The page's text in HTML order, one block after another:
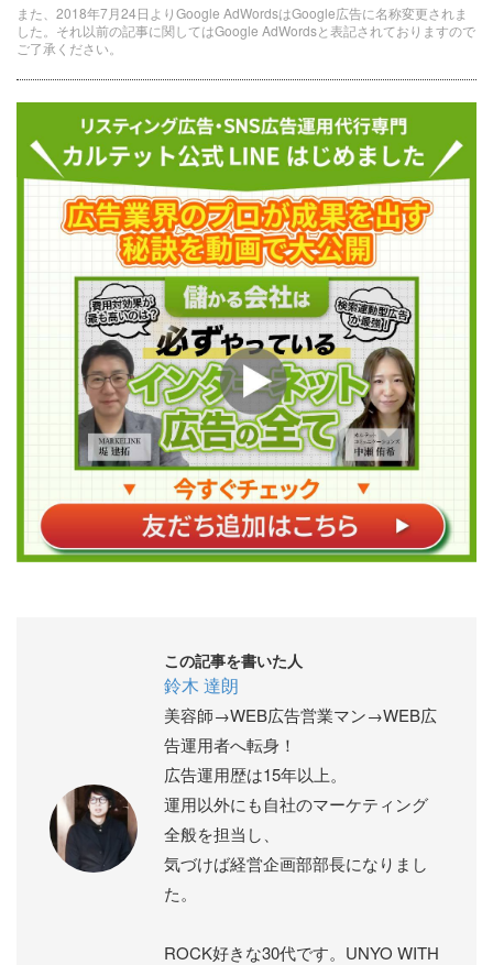
また、2018年7月24日よりGoogle AdWordsはGoogle広告に名称変更されま
した。それ以前の記事に関してはGoogle AdWordsと表記されておりますので
ご了承ください。
この記事を書いた人
鈴木 達朗
美容師→WEB広告営業マン→WEB広
告運用者へ転身！
広告運用歴は15年以上。
運用以外にも自社のマーケティング
全般を担当し、
気づけば経営企画部部長になりまし
た。
ROCK好きな30代です。UNYO WITH